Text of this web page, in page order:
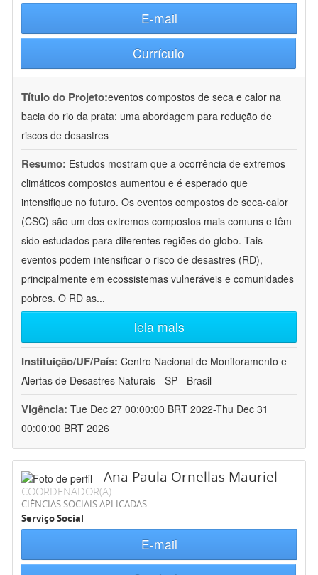
E-mail
Currículo
Título do Projeto:eventos compostos de seca e calor na
bacia do rio da prata: uma abordagem para redução de
riscos de desastres
Resumo: Estudos mostram que a ocorrência de extremos
climáticos compostos aumentou e é esperado que
intensifique no futuro. Os eventos compostos de seca-calor
(CSC) são um dos extremos compostos mais comuns e têm
sido estudados para diferentes regiões do globo. Tais
eventos podem intensificar o risco de desastres (RD),
principalmente em ecossistemas vulneráveis e comunidades
pobres. O RD as...
leia mais
Instituição/UF/País: Centro Nacional de Monitoramento e
Alertas de Desastres Naturais - SP - Brasil
Vigência: Tue Dec 27 00:00:00 BRT 2022-Thu Dec 31
00:00:00 BRT 2026
Ana Paula Ornellas Mauriel
COORDENADOR(A)
CIÊNCIAS SOCIAIS APLICADAS
Serviço Social
E-mail